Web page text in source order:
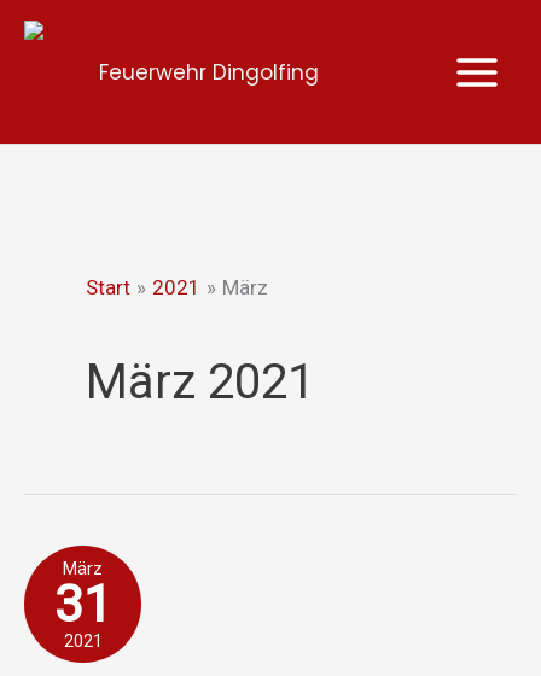
Zum
Feuerwehr Dingolfing
Start 2021 März
März 2021
März
31
2021
Tierrettung